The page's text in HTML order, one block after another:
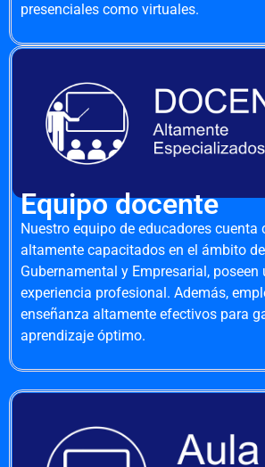
presenciales como virtuales.
Equipo docente
Nuestro equipo de educadores cuenta
altamente capacitados en el ámbito
Gubernamental y Empresarial, poseen
experiencia profesional. Además,
enseñanza altamente efectivos para
aprendizaje óptimo.